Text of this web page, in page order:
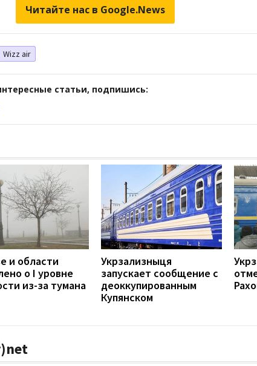
Читайте нас в Google.News
Wizz air
статьи, подпишись:
и области
о I уровне
из-за тумана
Укрзализныця
запускает сообщение с
деоккупированным
Купянском